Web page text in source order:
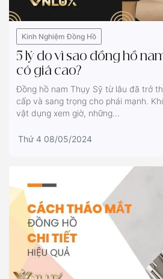
Kinh Nghiệm Đồng Hồ
5 lý do vì sao đồng hồ
có giá cao?
Đồng hồ nam Thụy Sỹ từ lâu đã trở
cấp và sang trọng cho phái mạnh.
vật dụng xem giờ, những...
Thứ 4 08/05/2024